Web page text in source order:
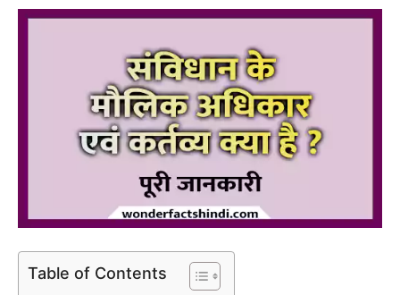
Table of Contents